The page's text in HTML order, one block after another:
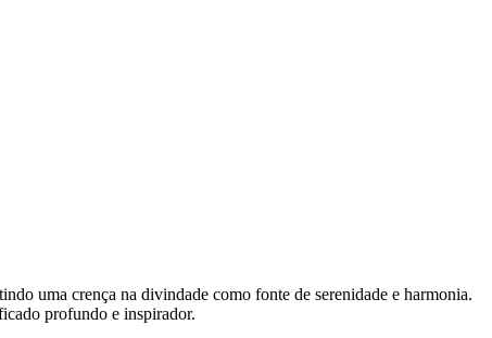
uma crença na divindade como fonte de serenidade e harmonia.
profundo e inspirador.